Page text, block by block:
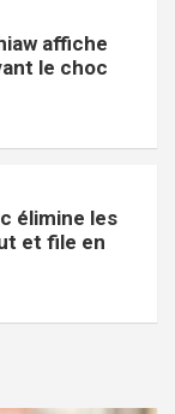
affiche
le choc
élimine les
et file en